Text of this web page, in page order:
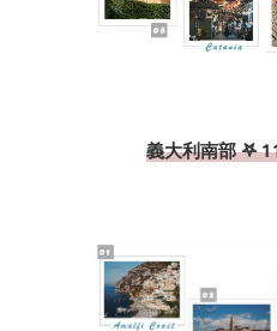
義大利南部 𖤐